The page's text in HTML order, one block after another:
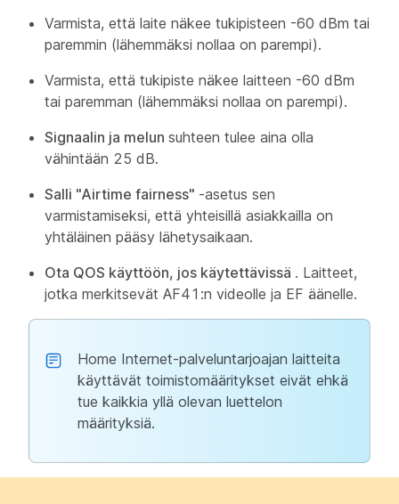
Varmista, että laite näkee tukipisteen -60 dBm tai
paremmin (lähemmäksi nollaa on parempi).
Varmista, että tukipiste näkee laitteen -60 dBm
tai paremman (lähemmäksi nollaa on parempi).
Signaalin ja melun suhteen tulee aina olla
vähintään 25 dB.
Salli "Airtime fairness" -asetus sen
varmistamiseksi, että yhteisillä asiakkailla on
yhtäläinen pääsy lähetysaikaan.
Ota QOS käyttöön, jos käytettävissä . Laitteet,
jotka merkitsevät AF41:n videolle ja EF äänelle.
Home Internet-palveluntarjoajan laitteita
käyttävät toimistomääritykset eivät ehkä
tue kaikkia yllä olevan luettelon
määrityksiä.